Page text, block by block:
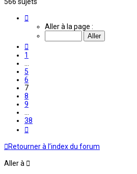
Aller à la page :
1
5
6
7
8
9
38
Retourner à l’index du forum
Aller à